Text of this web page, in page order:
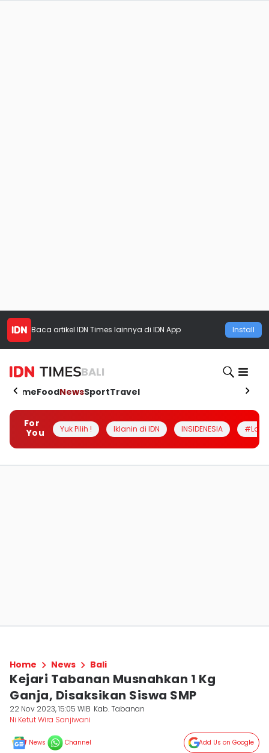
Baca artikel IDN Times lainnya di IDN App Install
BALI
HomeFoodNewsSportTravel
For
You
Yuk Pilih ! Iklanin di IDN INSIDENESIA
Home News Bali
Kejari Tabanan Musnahkan 1 Kg
Ganja, Disaksikan Siswa SMP
22 Nov 2023, 15:05 WIB Kab. Tabanan
Ni Ketut Wira Sanjiwani
News Channel Add Us on Google